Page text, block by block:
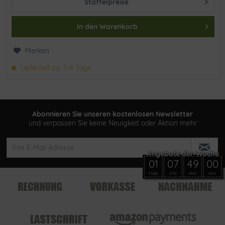
Staffelpreise
In den Warenkorb
Merken
Lieferzeit ca. 3-4 Tage
Abonnieren Sie unseren kostenlosen Newsletter
und verpassen Sie keine Neuigkeit oder Aktion mehr
01
TAGE
07
STD
49
MIN
00
SEK